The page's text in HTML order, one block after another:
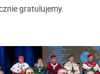
gratulujemy.